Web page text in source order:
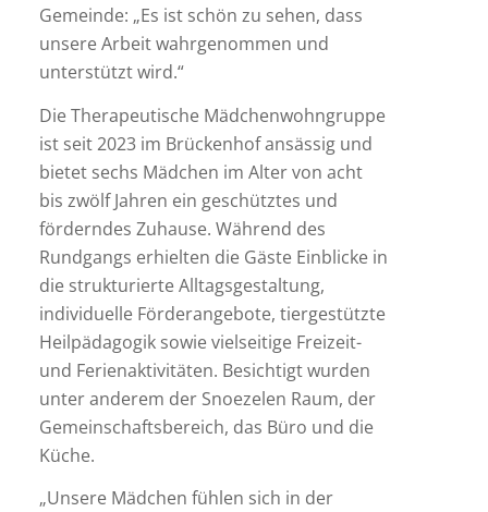
Gemeinde: „Es ist schön zu sehen, dass
unsere Arbeit wahrgenommen und
unterstützt wird.“
Die Therapeutische Mädchenwohngruppe
ist seit 2023 im Brückenhof ansässig und
bietet sechs Mädchen im Alter von acht
bis zwölf Jahren ein geschütztes und
förderndes Zuhause. Während des
Rundgangs erhielten die Gäste Einblicke in
die strukturierte Alltagsgestaltung,
individuelle Förderangebote, tiergestützte
Heilpädagogik sowie vielseitige Freizeit-
und Ferienaktivitäten. Besichtigt wurden
unter anderem der Snoezelen Raum, der
Gemeinschaftsbereich, das Büro und die
Küche.
„Unsere Mädchen fühlen sich in der